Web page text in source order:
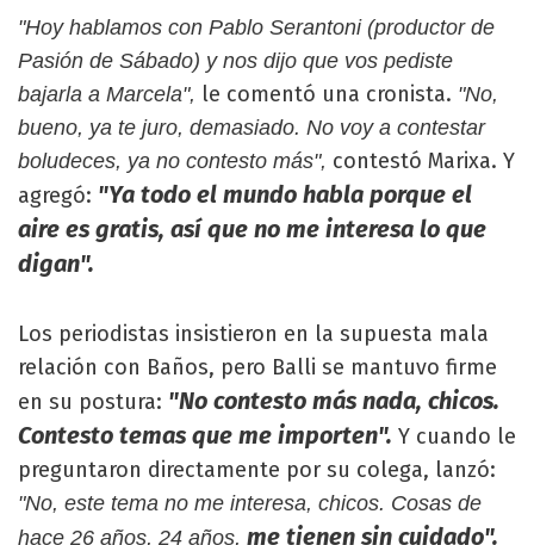
"Hoy hablamos con Pablo Serantoni (productor de
Pasión de Sábado) y nos dijo que vos pediste
bajarla a Marcela", le comentó una cronista. "No,
bueno, ya te juro, demasiado. No voy a contestar
boludeces, ya no contesto más", contestó Marixa. Y
agregó: "Ya todo el mundo habla porque el
aire es gratis, así que no me interesa lo que
digan".
Los periodistas insistieron en la supuesta mala
relación con Baños, pero Balli se mantuvo firme
en su postura: "No contesto más nada, chicos.
Contesto temas que me importen". Y cuando le
preguntaron directamente por su colega, lanzó:
"No, este tema no me interesa, chicos. Cosas de
hace 26 años, 24 años, me tienen sin cuidado".